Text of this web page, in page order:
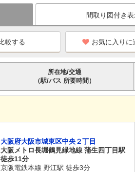
間取り図付き
お気に入りに
所在地/交通
（駅/バス 所要時間）
大阪府大阪市城東区中央２丁目
大阪メトロ長堀鶴見緑地線 蒲生四丁目駅
徒歩11分
京阪電鉄本線 野江駅 徒歩3分